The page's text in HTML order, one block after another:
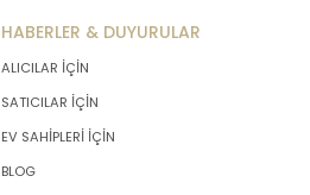
HABERLER & DUYURULAR
ALICILAR İÇİN
SATICILAR İÇİN
EV SAHİPLERİ İÇİN
BLOG